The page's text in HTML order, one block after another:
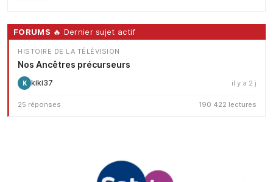
FORUMS 🔥 Dernier sujet actif
HISTOIRE DE LA TÉLÉVISION
Nos Ancêtres précurseurs
K kiki37 il y a 2 j
25 réponses 190 422 lectures